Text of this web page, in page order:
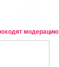
модерацию